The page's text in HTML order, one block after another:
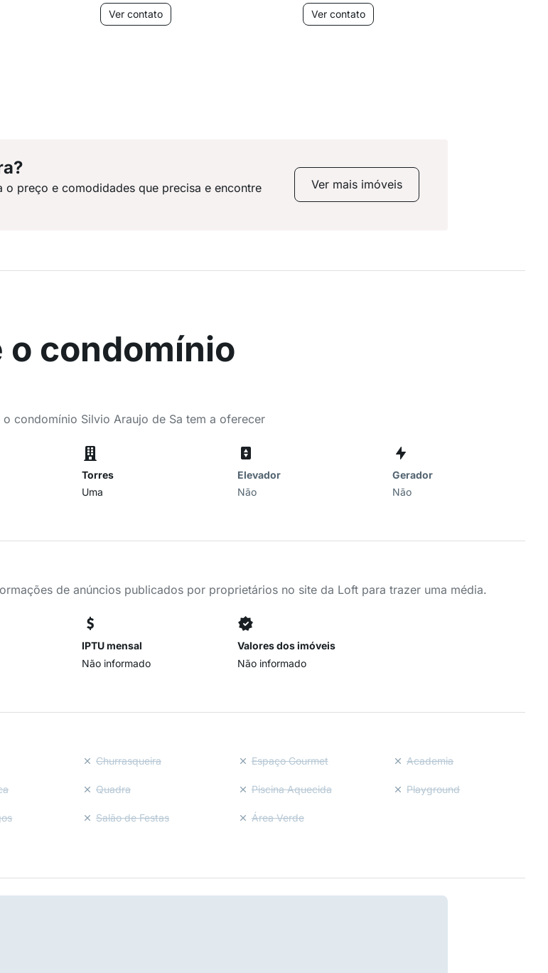
Ver contato Ver contato
preço e comodidades que precisa e encontre
Ver mais imóveis
o condomínio
condomínio Silvio Araujo de Sa tem a oferecer
Torres
Uma
Elevador
Não
Gerador
Não
de anúncios publicados por proprietários no site da Loft para trazer uma média.
IPTU mensal
Não informado
Valores dos imóveis
Não informado
Churrasqueira Espaço Gourmet Academia
Quadra Piscina Aquecida Playground
Salão de Festas Área Verde